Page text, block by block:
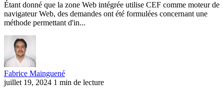
Étant donné que la zone Web intégrée utilise CEF comme moteur de
navigateur Web, des demandes ont été formulées concernant une
méthode permettant d'in...
Fabrice Mainguené
juillet 19, 2024 1 min de lecture